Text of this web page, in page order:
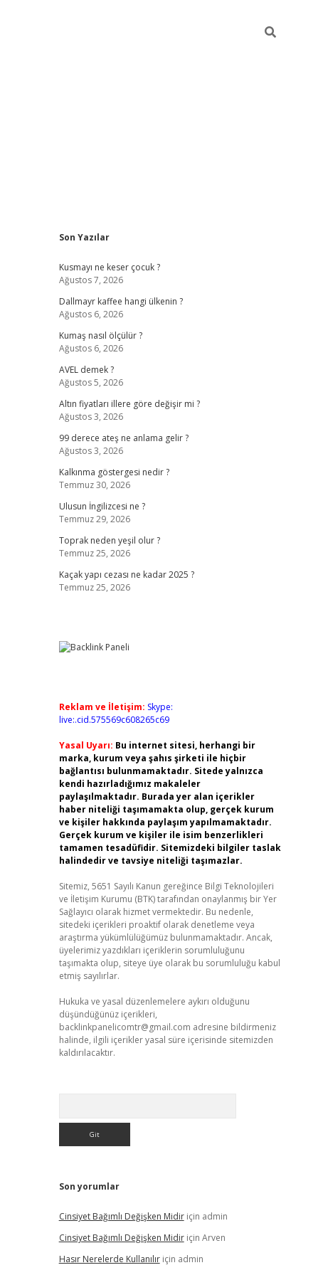
Sidebar
Son Yazılar
Kusmayı ne keser çocuk ?
Ağustos 7, 2026
Dallmayr kaffee hangi ülkenin ?
Ağustos 6, 2026
Kumaş nasıl ölçülür ?
Ağustos 6, 2026
AVEL demek ?
Ağustos 5, 2026
Altın fiyatları illere göre değişir mi ?
Ağustos 3, 2026
99 derece ateş ne anlama gelir ?
Ağustos 3, 2026
Kalkınma göstergesi nedir ?
Temmuz 30, 2026
Ulusun İngilizcesi ne ?
Temmuz 29, 2026
Toprak neden yeşil olur ?
Temmuz 25, 2026
Kaçak yapı cezası ne kadar 2025 ?
Temmuz 25, 2026
Reklam ve İletişim: Skype:
live:.cid.575569c608265c69
Yasal Uyarı: Bu internet sitesi, herhangi bir
marka, kurum veya şahıs şirketi ile hiçbir
bağlantısı bulunmamaktadır. Sitede yalnızca
kendi hazırladığımız makaleler
paylaşılmaktadır. Burada yer alan içerikler
haber niteliği taşımamakta olup, gerçek kurum
ve kişiler hakkında paylaşım yapılmamaktadır.
Gerçek kurum ve kişiler ile isim benzerlikleri
tamamen tesadüfidir. Sitemizdeki bilgiler taslak
halindedir ve tavsiye niteliği taşımazlar.
Sitemiz, 5651 Sayılı Kanun gereğince Bilgi Teknolojileri
ve İletişim Kurumu (BTK) tarafından onaylanmış bir Yer
Sağlayıcı olarak hizmet vermektedir. Bu nedenle,
sitedeki içerikleri proaktif olarak denetleme veya
araştırma yükümlülüğümüz bulunmamaktadır. Ancak,
üyelerimiz yazdıkları içeriklerin sorumluluğunu
taşımakta olup, siteye üye olarak bu sorumluluğu kabul
etmiş sayılırlar.
Hukuka ve yasal düzenlemelere aykırı olduğunu
düşündüğünüz içerikleri,
backlinkpanelicomtr@gmail.com adresine bildirmeniz
halinde, ilgili içerikler yasal süre içerisinde sitemizden
kaldırılacaktır.
Son yorumlar
Cinsiyet Bağımlı Değişken Midiriçin admin
Cinsiyet Bağımlı Değişken Midiriçin Arven
Hasır Nerelerde Kullanılıriçin admin